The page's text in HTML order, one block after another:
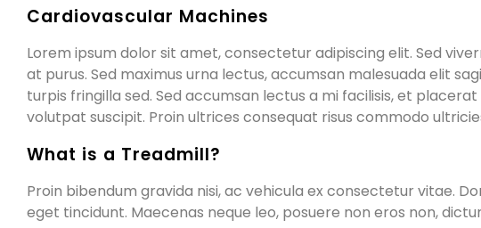
Cardiovascular Machines
Lorem ipsum dolor sit amet, consectetur adipiscing elit. Sed
at purus. Sed maximus urna lectus, accumsan malesuada elit
turpis fringilla sed. Sed accumsan lectus a mi facilisis, et
volutpat suscipit. Proin ultrices consequat risus commodo
What is a Treadmill?
Proin bibendum gravida nisi, ac vehicula ex consectetur vitae.
eget tincidunt. Maecenas neque leo, posuere non eros non,